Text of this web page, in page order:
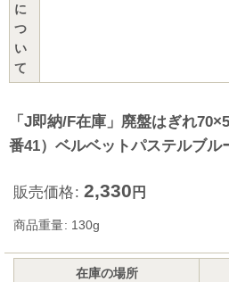
に
つ
い
て
「J即納/F在庫」廃盤はぎれ
番41）ベルベットパステルブル
販売価格: 2,330 円
商品重量: 130g
在庫の場所